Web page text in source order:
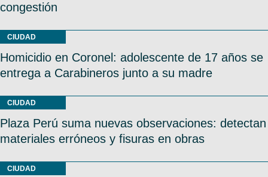
congestión
CIUDAD
Homicidio en Coronel: adolescente de 17 años se
entrega a Carabineros junto a su madre
CIUDAD
Plaza Perú suma nuevas observaciones: detectan
materiales erróneos y fisuras en obras
CIUDAD